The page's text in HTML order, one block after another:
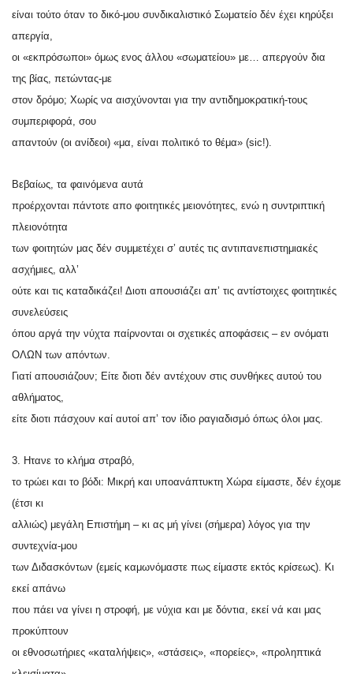
είναι τούτο όταν το δικό-μου συνδικαλιστικό Σωματείο δέν έχει κηρύξει
απεργία,
οι «εκπρόσωποι» όμως ενος άλλου «σωματείου» με… απεργούν δια
της βίας, πετώντας-με
στον δρόμο; Χωρίς να αισχύνονται για την αντιδημοκρατική-τους
συμπεριφορά, σου
απαντούν (οι ανίδεοι) «μα, είναι πολιτικό το θέμα» (sic!).
Βεβαίως, τα φαινόμενα αυτά
προέρχονται πάντοτε απο φοιτητικές μειονότητες, ενώ η συντριπτική
πλειονότητα
των φοιτητών μας δέν συμμετέχει σ’ αυτές τις αντιπανεπιστημιακές
ασχήμιες, αλλ’
ούτε και τις καταδικάζει! Διοτι απουσιάζει απ’ τις αντίστοιχες φοιτητικές
συνελεύσεις
όπου αργά την νύχτα παίρνονται οι σχετικές αποφάσεις – εν ονόματι
ΟΛΩΝ των απόντων.
Γιατί απουσιάζουν; Είτε διοτι δέν αντέχουν στις συνθήκες αυτού του
αθλήματος,
είτε διοτι πάσχουν καί αυτοί απ’ τον ίδιο ραγιαδισμό όπως όλοι μας.
3. Ητανε το κλήμα στραβό,
το τρώει και το βόδι: Μικρή και υποανάπτυκτη Χώρα είμαστε, δέν έχομε
(έτσι κι
αλλιώς) μεγάλη Επιστήμη – κι ας μή γίνει (σήμερα) λόγος για την
συντεχνία-μου
των Διδασκόντων (εμείς καμωνόμαστε πως είμαστε εκτός κρίσεως). Κι
εκεί απάνω
που πάει να γίνει η στροφή, με νύχια και με δόντια, εκεί νά και μας
προκύπτουν
οι εθνοσωτήριες «καταλήψεις», «στάσεις», «πορείες», «προληπτικά